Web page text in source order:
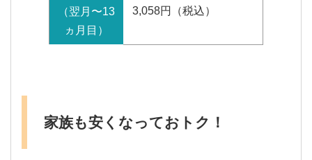
（翌月〜13
ヵ月目）
3,058円（税込）
家族も安くなっておトク！